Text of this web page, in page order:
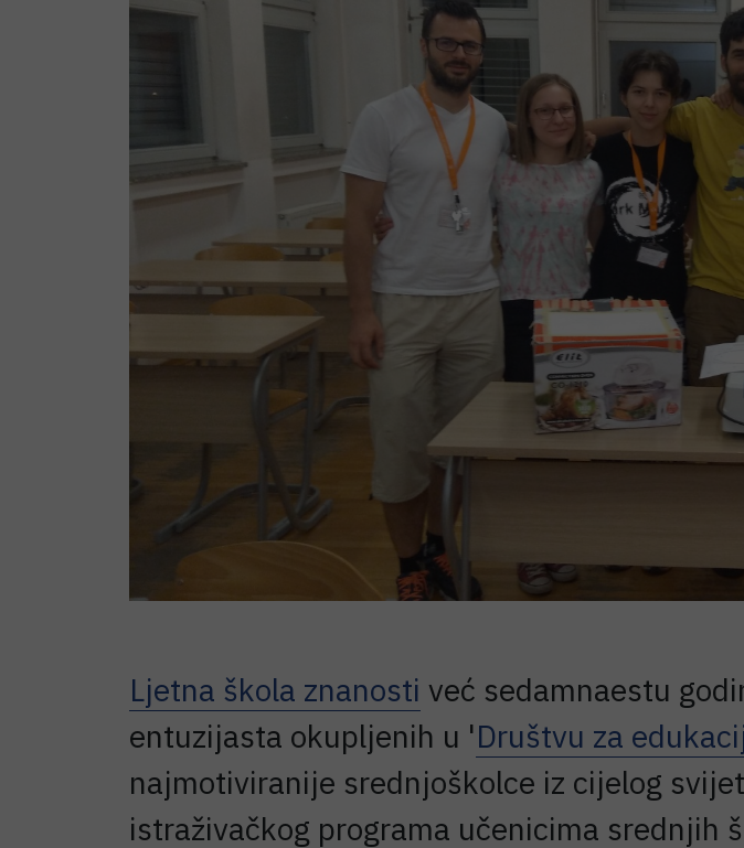
Ljetna škola znanosti već sedamnaestu
entuzijasta okupljenih u 'Društvu za
najmotiviranije srednjoškolce iz cijelog
istraživačkog programa učenicima srednjih